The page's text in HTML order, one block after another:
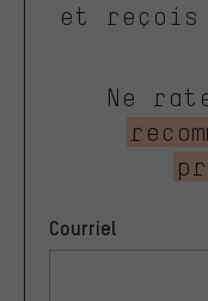
et reçois
Ne
Courriel